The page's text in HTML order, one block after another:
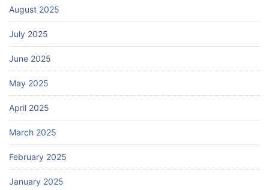
August 2025
July 2025
June 2025
May 2025
April 2025
March 2025
February 2025
January 2025